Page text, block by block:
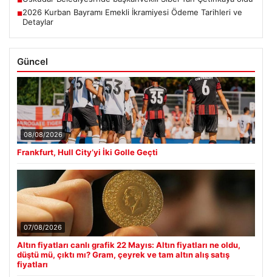
■2026 Kurban Bayramı Emekli İkramiyesi Ödeme Tarihleri ve
Detaylar
Güncel
08/08/2026
Frankfurt, Hull City’yi İki Golle Geçti
07/08/2026
Altın fiyatları canlı grafik 22 Mayıs: Altın fiyatları ne oldu,
düştü mü, çıktı mı? Gram, çeyrek ve tam altın alış satış
fiyatları